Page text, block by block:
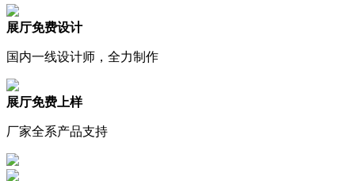
展厅免费设计
国内一线设计师，全力制作
展厅免费上样
厂家全系产品支持